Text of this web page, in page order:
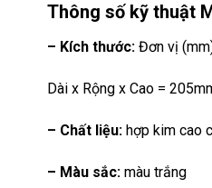
Thông số kỹ thuật
– Kích thước: Đơn vị
Dài x Rộng x Cao =
– Chất liệu: hợp kim cao
– Màu sắc: màu trắng